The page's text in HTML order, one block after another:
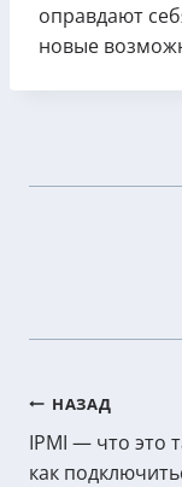
оправдают
новые
Post
НАЗАД
IPMI — что это
как